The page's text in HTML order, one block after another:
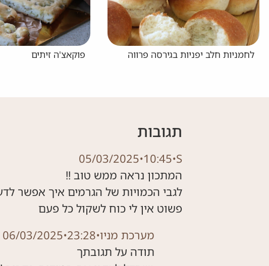
פוקאצ'ה זיתים רוטב פיצה
תגובות
S
•
10:45
•
05/03/2025
פשוט אין לי כוח לשקול כל פעם
מערכת מניו•
23:28
•
06/03/2025